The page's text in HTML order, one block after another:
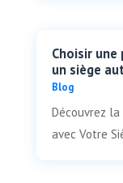
Choisir
un siège
Blog
Découvrez
avec Votre